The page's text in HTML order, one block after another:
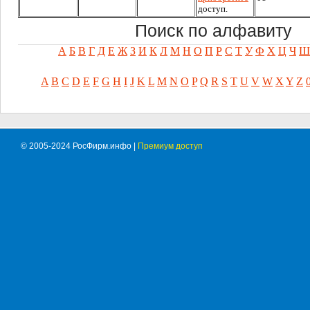
доступ.
Поиск по алфавиту
А Б В Г Д Е Ж З И К Л М Н О П Р С Т У Ф Х Ц Ч Ш
A B C D E F G H I J K L M N O P Q R S T U V W X Y Z
© 2005-2024 РосФирм.инфо | Премиум доступ